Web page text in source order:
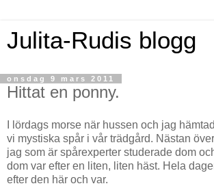
Julita-Rudis blogg
onsdag 9 mars 2011
Hittat en ponny.
I lördags morse när hussen och jag
vi mystiska spår i vår trädgård. Nästan
jag som är spårexperter studerade dom
dom var efter en liten, liten häst. Hela
efter den här och var.